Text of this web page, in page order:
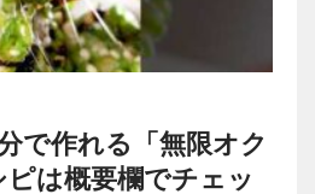
で作れる「無限オク
は概要欄でチェッ